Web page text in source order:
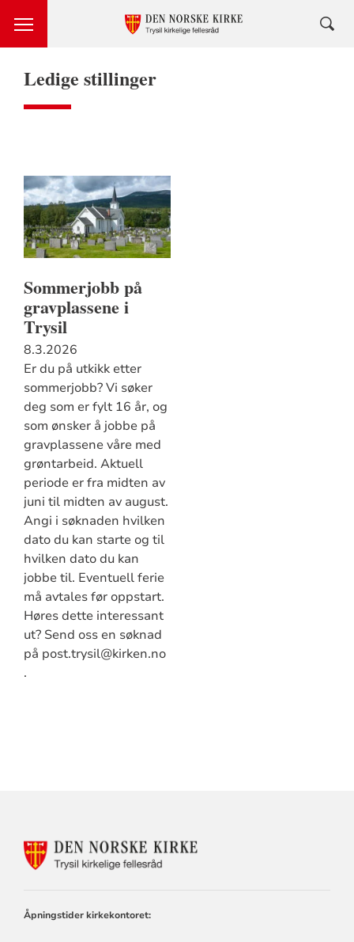
Ledige stillinger
Sommerjobb på
gravplassene i
Trysil
8.3.2026
Er du på utkikk etter
sommerjobb? Vi søker
deg som er fylt 16 år, og
som ønsker å jobbe på
gravplassene våre med
grøntarbeid. Aktuell
periode er fra midten av
juni til midten av august.
Angi i søknaden hvilken
dato du kan starte og til
hvilken dato du kan
jobbe til. Eventuell ferie
må avtales før oppstart.
Høres dette interessant
ut? Send oss en søknad
på post.trysil@kirken.no
.
KONTAKTINFORMASJON
Åpningstider kirkekontoret: